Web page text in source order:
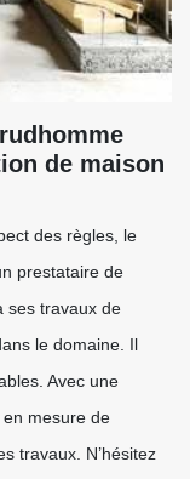
de maison
des règles, le
prestataire de
ses travaux de
le domaine. Il
Avec une
en mesure de
travaux. N’hésitez